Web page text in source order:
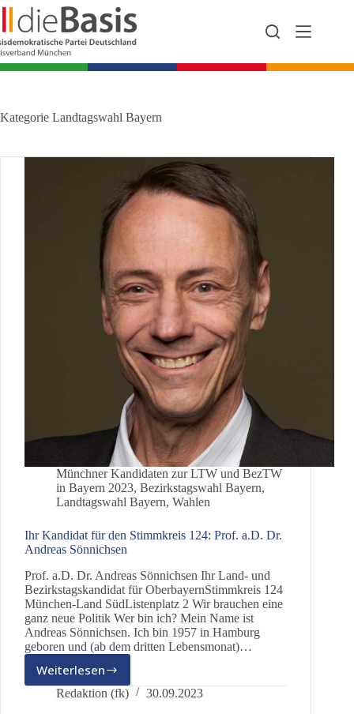
Zum
Inhalt
springen
Kategorie Landtagswahl Bayern
Münchner Kandidaten zur LTW und BezTW
in Bayern 2023, Bezirkstagswahl Bayern,
Landtagswahl Bayern, Wahlen
Ihr Kandidat für den Stimmkreis 124: Prof. a.D. Dr.
Andreas Sönnichsen
Prof. a.D. Dr. Andreas Sönnichsen Ihr Land- und
Bezirkstagskandidat für OberbayernStimmkreis 124
München-Land SüdListenplatz 2 Wir brauchen eine
ganz neue Politik Wer bin ich? Mein Name ist
Andreas Sönnichsen. Ich bin 1957 in Hamburg
geboren und (ab dem dritten Lebensmonat)…
Weiterlesen
Ihr
Kandidat
Redaktion (fk) 30.09.2023